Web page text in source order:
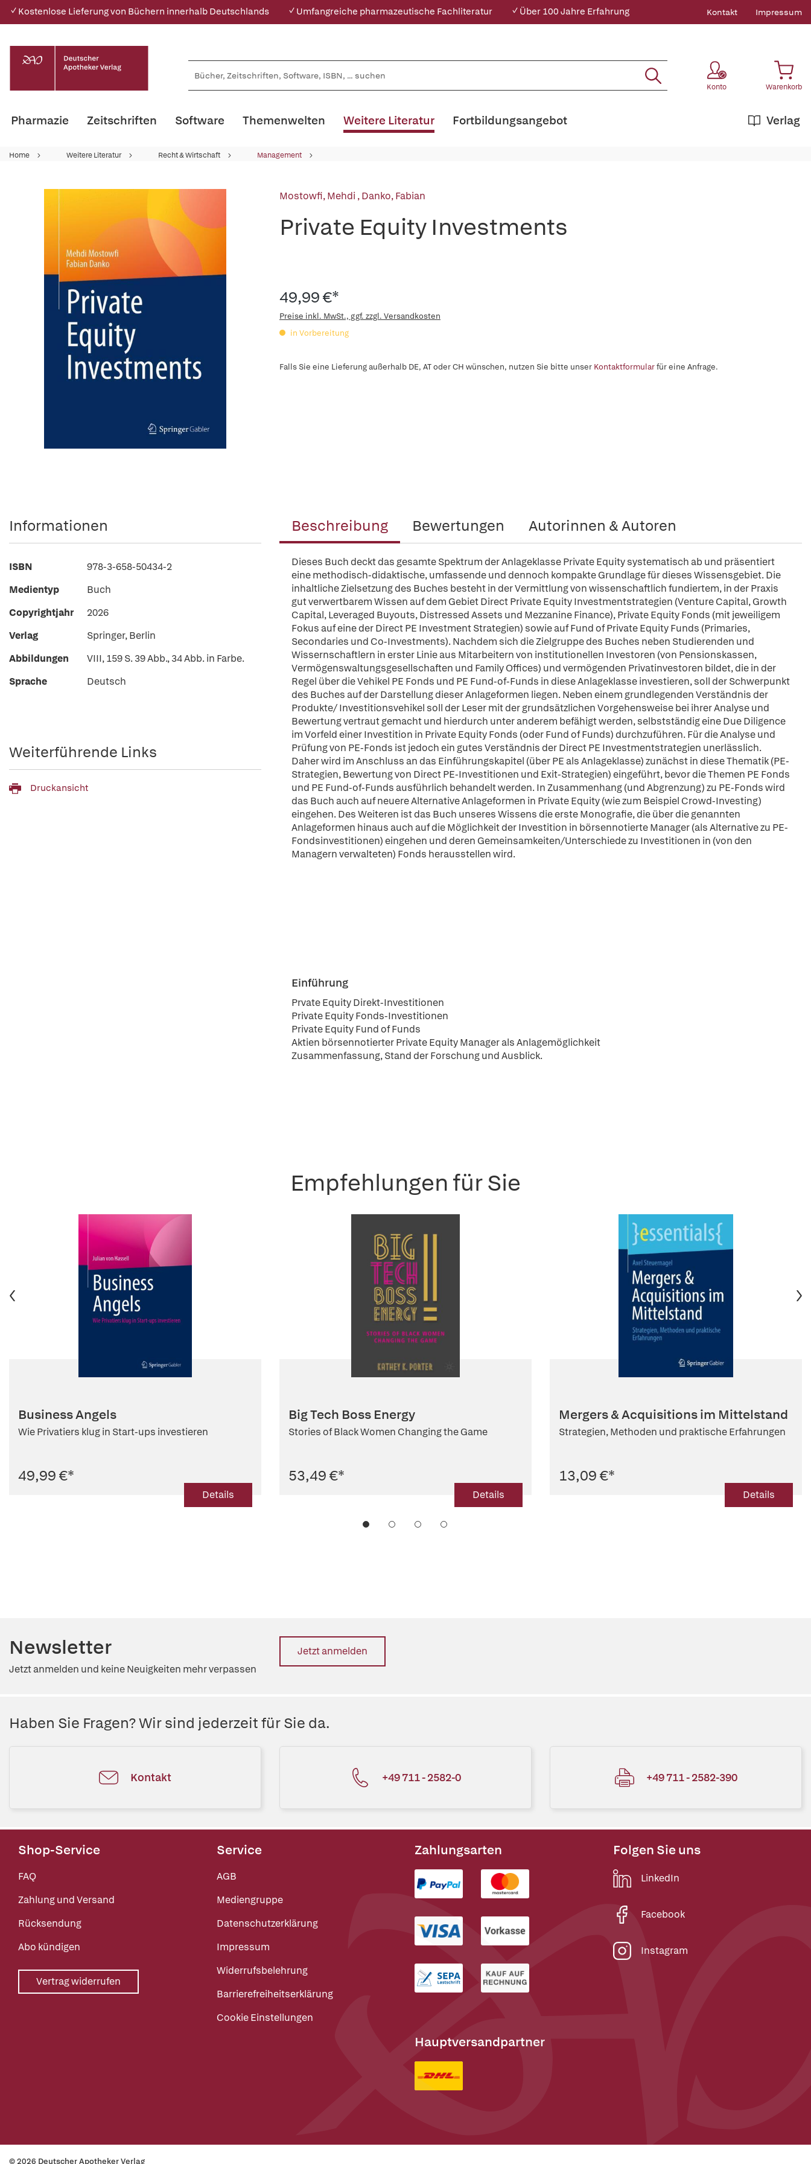
✓ Kostenlose Lieferung von Büchern innerhalb Deutschlands ✓ Umfangreiche pharmazeutische Fachliteratur ✓ Über 100 Jahre Erfahrung Kontakt Impressum
Konto Warenkorb
Pharmazie Zeitschriften Software Themenwelten Weitere Literatur Verlag
Fortbildungsangebot
Home Weitere Literatur Recht & Wirtschaft Management
Mostowfi, Mehdi,Danko, Fabian
Private Equity Investments
49,99 €*
Preise inkl. MwSt., ggf. zzgl. Versandkosten
in Vorbereitung
Falls Sie eine Lieferung außerhalb DE, AT oder CH wünschen, nutzen Sie bitte unser Kontaktformularfür eine Anfrage.
Beschreibung Bewertungen Autorinnen & Autoren
Dieses Buch deckt das gesamte Spektrum der Anlageklasse Private Equity systematisch ab und präsentiert
eine methodisch-didaktische, umfassende und dennoch kompakte Grundlage für dieses Wissensgebiet. Die
inhaltliche Zielsetzung des Buches besteht in der Vermittlung von wissenschaftlich fundiertem, in der Praxis
gut verwertbarem Wissen auf dem Gebiet Direct Private Equity Investmentstrategien (Venture Capital, Growth
Capital, Leveraged Buyouts, Distressed Assets und Mezzanine Finance), Private Equity Fonds (mit jeweiligem
Fokus auf eine der Direct PE Investment Strategien) sowie auf Fund of Private Equity Funds (Primaries,
Secondaries und Co-Investments). Nachdem sich die Zielgruppe des Buches neben Studierenden und
Wissernschaftlern in erster Linie aus Mitarbeitern von institutionellen Investoren (von Pensionskassen,
Vermögenswaltungsgesellschaften und Family Offices) und vermögenden Privatinvestoren bildet, die in der
Regel über die Vehikel PE Fonds und PE Fund-of-Funds in diese Anlageklasse investieren, soll der Schwerpunkt
des Buches auf der Darstellung dieser Anlageformen liegen. Neben einem grundlegenden Verständnis der
Produkte/ Investitionsvehikel soll der Leser mit der grundsätzlichen Vorgehensweise bei ihrer Analyse und
Bewertung vertraut gemacht und hierdurch unter anderem befähigt werden, selbstständig eine Due Diligence
im Vorfeld einer Investition in Private Equity Fonds (oder Fund of Funds) durchzuführen. Für die Analyse und
Prüfung von PE-Fonds ist jedoch ein gutes Verständnis der Direct PE Investmentstrategien unerlässlich.
Daher wird im Anschluss an das Einführungskapitel (über PE als Anlageklasse) zunächst in diese Thematik (PE-
Strategien, Bewertung von Direct PE-Investitionen und Exit-Strategien) eingeführt, bevor die Themen PE Fonds
und PE Fund-of-Funds ausführlich behandelt werden. In Zusammenhang (und Abgrenzung) zu PE-Fonds wird
das Buch auch auf neuere Alternative Anlageformen in Private Equity (wie zum Beispiel Crowd-Investing)
eingehen. Des Weiteren ist das Buch unseres Wissens die erste Monografie, die über die genannten
Anlageformen hinaus auch auf die Möglichkeit der Investition in börsennotierte Manager (als Alternative zu PE-
Fondsinvestitionen) eingehen und deren Gemeinsamkeiten/Unterschiede zu Investitionen in (von den
Managern verwalteten) Fonds herausstellen wird.
Einführung
Prvate Equity Direkt-Investitionen
Private Equity Fonds-Investitionen
Private Equity Fund of Funds
Aktien börsennotierter Private Equity Manager als Anlagemöglichkeit
Zusammenfassung, Stand der Forschung und Ausblick.
Informationen
ISBN
978-3-658-50434-2
Medientyp
Buch
Copyrightjahr
2026
Verlag
Springer, Berlin
Abbildungen
VIII, 159 S. 39 Abb., 34 Abb. in Farbe.
Sprache
Deutsch
Weiterführende Links
Druckansicht
Empfehlungen für Sie
Business Angels
Wie Privatiers klug in Start-ups investieren
49,99 €*
Details
Big Tech Boss Energy
Stories of Black Women Changing the Game
53,49 €*
Details
Mergers & Acquisitions im Mittelstand
Strategien, Methoden und praktische Erfahrungen
13,09 €*
Details
Newsletter
Jetzt anmelden und keine Neuigkeiten mehr verpassen
Jetzt anmelden
Haben Sie Fragen? Wir sind jederzeit für Sie da.
Kontakt +49 711 - 2582-0 +49 711 - 2582-390
Shop-Service
FAQ
Zahlung und Versand
Rücksendung
Abo kündigen
Vertrag widerrufen
Service
AGB
Mediengruppe
Datenschutzerklärung
Impressum
Widerrufsbelehrung
Barrierefreiheitserklärung
Cookie Einstellungen
Zahlungsarten
Hauptversandpartner
Folgen Sie uns
LinkedIn
Facebook
Instagram
© 2026 Deutscher Apotheker Verlag